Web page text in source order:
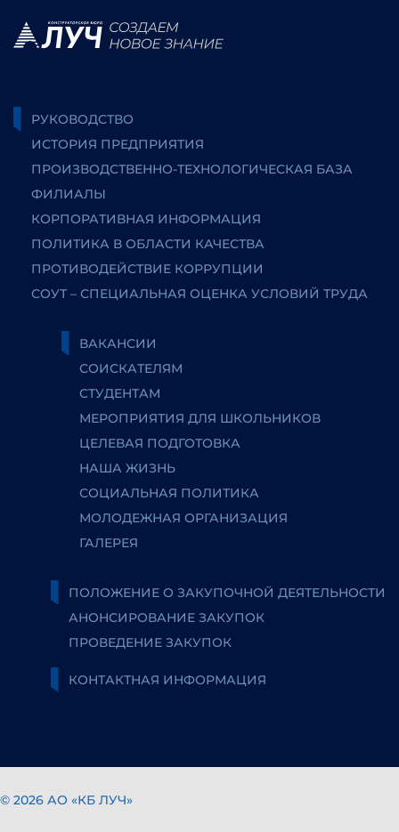
РУКОВОДСТВО
ИСТОРИЯ ПРЕДПРИЯТИЯ
ПРОИЗВОДСТВЕННО-ТЕХНОЛОГИЧЕСКАЯ БАЗА
ФИЛИАЛЫ
КОРПОРАТИВНАЯ ИНФОРМАЦИЯ
ПОЛИТИКА В ОБЛАСТИ КАЧЕСТВА
ПРОТИВОДЕЙСТВИЕ КОРРУПЦИИ
СОУТ – СПЕЦИАЛЬНАЯ ОЦЕНКА УСЛОВИЙ ТРУДА
ВАКАНСИИ
СОИСКАТЕЛЯМ
СТУДЕНТАМ
МЕРОПРИЯТИЯ ДЛЯ ШКОЛЬНИКОВ
ЦЕЛЕВАЯ ПОДГОТОВКА
НАША ЖИЗНЬ
СОЦИАЛЬНАЯ ПОЛИТИКА
МОЛОДЕЖНАЯ ОРГАНИЗАЦИЯ
ГАЛЕРЕЯ
ПОЛОЖЕНИЕ О ЗАКУПОЧНОЙ ДЕЯТЕЛЬНОСТИ
АНОНСИРОВАНИЕ ЗАКУПОК
ПРОВЕДЕНИЕ ЗАКУПОК
КОНТАКТНАЯ ИНФОРМАЦИЯ
© 2026 АО «КБ ЛУЧ»